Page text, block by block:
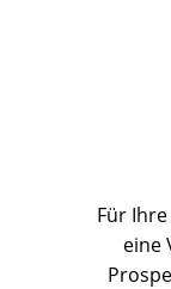
Für
eine